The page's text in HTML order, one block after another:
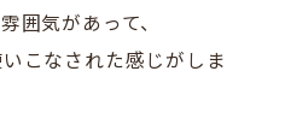
囲気があって、
こなされた感じがしま